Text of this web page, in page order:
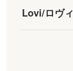
Lovi/ロヴ